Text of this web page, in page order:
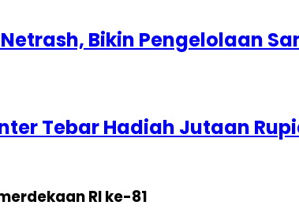
Bikin Pengelolaan
Tebar Hadiah Jutaan
RI ke-81